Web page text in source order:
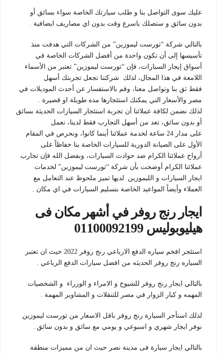
عليك سوى التواصل بنا و طلب سيارتك الخاصة سواء بسائق أو
بدون سائق و ستصلك باسرع وقت بدون اي مصاريف ايضافية .
بالتالي شركة “تورست ليموزين” من الشركات التي هدفت منذ
تأسيسها إلى أن تكون واحدة من أفضل الشركات الخاصة في
أسواق إيجار السيارات، فإن “تورست ليموزين” تعتبر من الأسماء
اللامعة في هذا المجال، لذلك شركتنا تجعل تجربتك أسهل
فقط ثق بنا وتواصل معنا، وقم بالاستفسار عن أحدث الموديلات في
مصر والأسعار التي يمكنك استئجارها مده طويلة او قصيرة .
لذلك نضمن لكافة عملائنا أن تجربة استئجار السيارات الحديثة بسائق
أو بدون سائق، تعد من أسهل التجارب فقط لدينا، نعمل
على مدار 24 ساعة لخدمة عملائنا أينما كانوا، ونحرص في المقام
الأول على الصيانة الدورية للسيارات الخاصة بنا حفاظاً على
أرواح عملائنا الكرام ضد حوادث السيارات، وبفضل الله فإن تجارب
عملائنا الكرام أوضحت بأن شركة “تورست ليموزين” لخدمات
ايجار السيارات و الليموزين لديها تميز ملحوظ عند التعامل مع
العملاء وأيضاً المواعيد الخاصة بتسليم السيارات في اي مكان .
ايجار رنج روفر في أشهر مكان فى
هيليوبوليس 01100092199
استئجر افخم سياره الدفع الارباعي رنج روفر 2022 حيث ان تعتبر
السياره رنج روفر الحديثه من افضل سيارات الدفع الرباعي .
بالتالي ايجار رنج روفر للشيوخ و الامراء و الوزراء و الشخصيات
المهمه و كبار الزوار في مصر للتنقلات و المشاوير المهمة .
لذلك استأجر السيارة رنج روفر باقل الاسعار من تورست ليموزين
نوفر ايجار شهري و اسبوعي و يومي مع سائق و بدون سائق .
بالتالي ايجار سيارة فى مدينة نصر حيث ان من مميزات منطقة